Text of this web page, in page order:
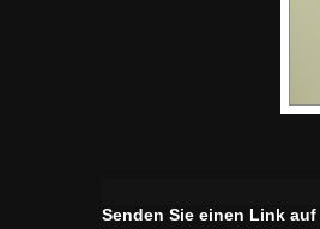
Senden Sie einen Link